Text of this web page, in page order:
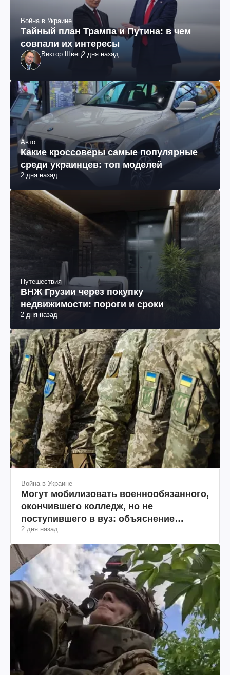
Война в Украине
Тайный план Трампа и Путина: в чем
совпали их интересы
Виктор Швец2 дня назад
Авто
Какие кроссоверы самые популярные
среди украинцев: топ моделей
2 дня назад
Путешествия
ВНЖ Грузии через покупку
недвижимости: пороги и сроки
2 дня назад
Война в Украине
Могут мобилизовать военнообязанного,
окончившего колледж, но не
поступившего в вуз: объяснение
юриста
2 дня назад